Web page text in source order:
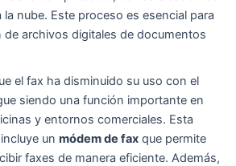
la nube. Este proceso es esencial para
de archivos digitales de documentos
el fax ha disminuido su uso con el
siendo una función importante en
y entornos comerciales. Esta
un módem de faxque permite
faxes de manera eficiente. Además,